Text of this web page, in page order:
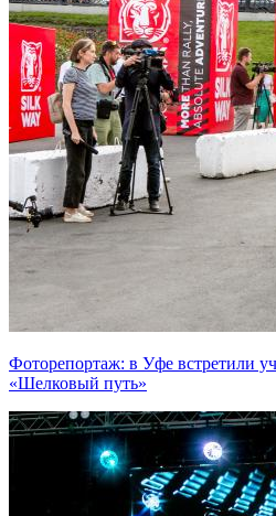
Фоторепортаж: в Уфе встретили
«Шелковый путь»